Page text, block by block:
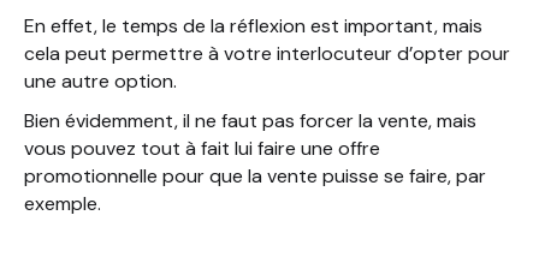
En effet, le temps de la réflexion est important, mais
cela peut permettre à votre interlocuteur d’opter pour
une autre option.
Bien évidemment, il ne faut pas forcer la vente, mais
vous pouvez tout à fait lui faire une offre
promotionnelle pour que la vente puisse se faire, par
exemple.